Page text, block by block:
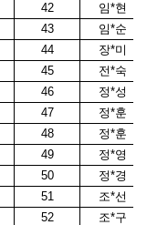
42
임*현
43
임*순
44
장*미
45
전*숙
46
정*성
47
정*훈
48
정*훈
49
정*영
50
정*경
51
조*선
52
조*구